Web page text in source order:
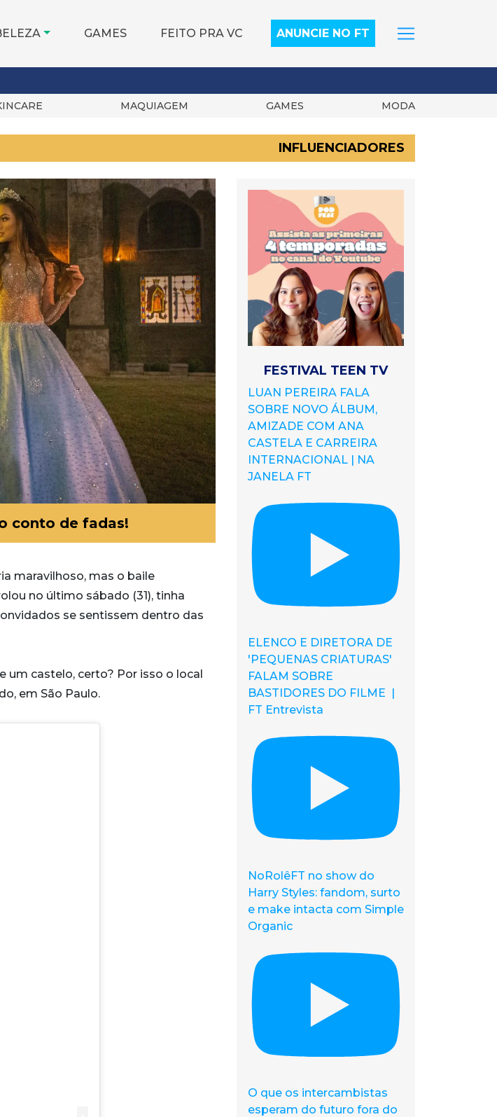
GAMES FEITO PRA VC ANUNCIE NO FT
MAQUIAGEM GAMES MODA
INFLUENCIADORES
conto de fadas!
maravilhoso, mas o baile
no último sábado (31), tinha
se sentissem dentro das
um castelo, certo? Por isso o local
em São Paulo.
FESTIVAL TEEN TV
LUAN PEREIRA FALA
SOBRE NOVO ÁLBUM,
AMIZADE COM ANA
CASTELA E CARREIRA
INTERNACIONAL | NA
JANELA FT
ELENCO E DIRETORA DE
'PEQUENAS CRIATURAS'
FALAM SOBRE
BASTIDORES DO FILME |
FT Entrevista
NoRolêFT no show do
Harry Styles: fandom, surto
e make intacta com Simple
Organic
O que os intercambistas
esperam do futuro fora do